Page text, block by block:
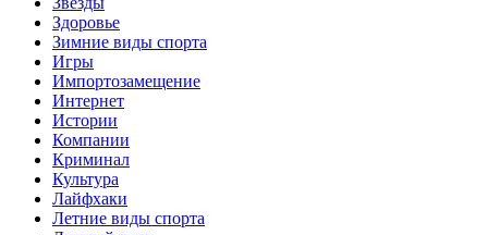
Здоровье
Зимние виды спорта
Игры
Импортозамещение
Интернет
Истории
Компании
Криминал
Культура
Лайфхаки
Летние виды спорта